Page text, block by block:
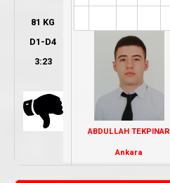
81 KG
D1-D4
3:23
ABDULLAH TEKPINAR
Ankara